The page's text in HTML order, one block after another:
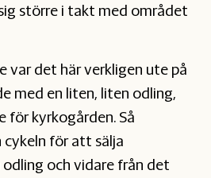
större i takt med området
var det här verkligen ute på
med en liten, liten odling,
för kyrkogården. Så
för att sälja
och vidare från det